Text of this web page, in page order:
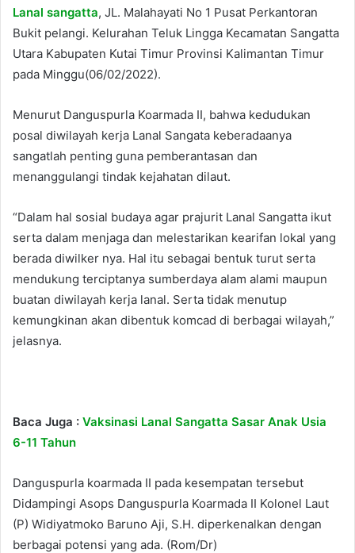
Lanal sangatta, JL. Malahayati No 1 Pusat Perkantoran
Bukit pelangi. Kelurahan Teluk Lingga Kecamatan Sangatta
Utara Kabupaten Kutai Timur Provinsi Kalimantan Timur
pada Minggu(06/02/2022).
Menurut Danguspurla Koarmada II, bahwa kedudukan
posal diwilayah kerja Lanal Sangata keberadaanya
sangatlah penting guna pemberantasan dan
menanggulangi tindak kejahatan dilaut.
“Dalam hal sosial budaya agar prajurit Lanal Sangatta ikut
serta dalam menjaga dan melestarikan kearifan lokal yang
berada diwilker nya. Hal itu sebagai bentuk turut serta
mendukung terciptanya sumberdaya alam alami maupun
buatan diwilayah kerja lanal. Serta tidak menutup
kemungkinan akan dibentuk komcad di berbagai wilayah,”
jelasnya.
Baca Juga : Vaksinasi Lanal Sangatta Sasar Anak Usia
6-11 Tahun
Danguspurla koarmada II pada kesempatan tersebut
Didampingi Asops Danguspurla Koarmada II Kolonel Laut
(P) Widiyatmoko Baruno Aji, S.H. diperkenalkan dengan
berbagai potensi yang ada. (Rom/Dr)